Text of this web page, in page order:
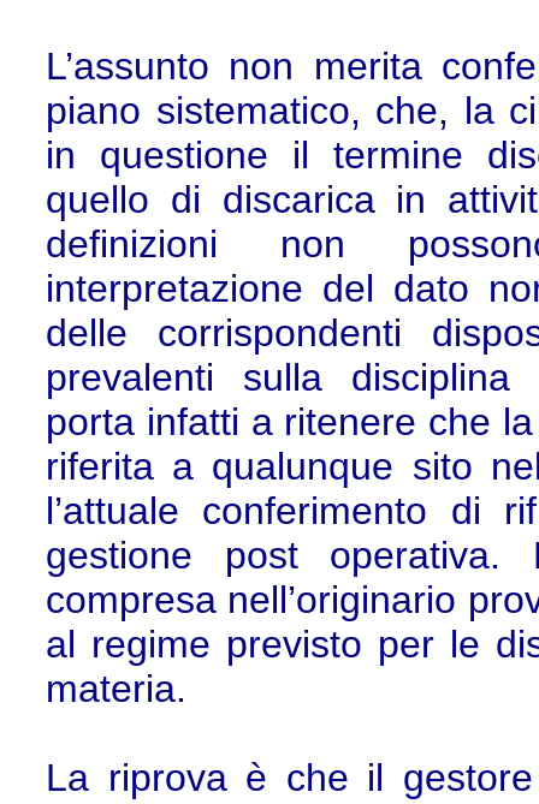
L’assunto non merita
piano sistematico, che, la
in questione il termine
quello di discarica in
definizioni non
interpretazione del dato
delle corrispondenti
prevalenti sulla disciplina
porta infatti a ritenere che
riferita a qualunque sito
l’attuale conferimento di
gestione post operativa.
compresa nell’originario
al regime previsto per le
materia.
La riprova è che il